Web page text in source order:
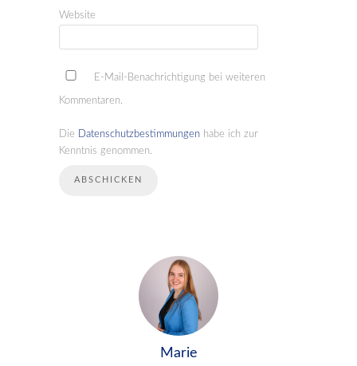
Website
E-Mail-Benachrichtigung bei weiteren
Kommentaren.
Die Datenschutzbestimmungen habe ich zur
Kenntnis genommen.
Marie